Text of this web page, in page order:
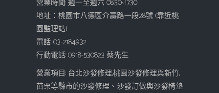
營業時間: 週一至週六 08:30~17:30
地址：桃園市八德區介壽路一段28號 (靠近桃
園監理站)
電話: 03-2184932
行動電話: 0918-530823 蔡先生
營業項目: 台北沙發修理,桃園沙發修理與新竹,
苗栗等縣市的沙發修理、沙發訂做與沙發椅墊